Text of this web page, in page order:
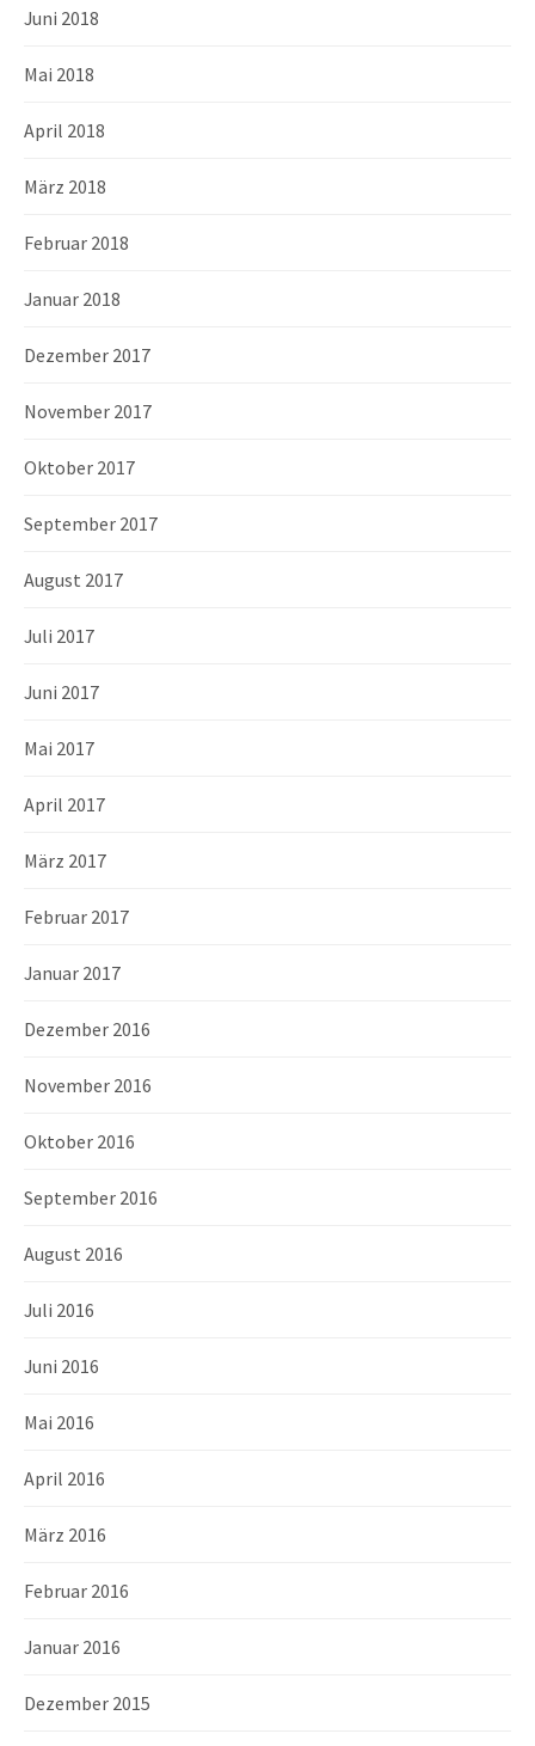
Juni 2018
Mai 2018
April 2018
März 2018
Februar 2018
Januar 2018
Dezember 2017
November 2017
Oktober 2017
September 2017
August 2017
Juli 2017
Juni 2017
Mai 2017
April 2017
März 2017
Februar 2017
Januar 2017
Dezember 2016
November 2016
Oktober 2016
September 2016
August 2016
Juli 2016
Juni 2016
Mai 2016
April 2016
März 2016
Februar 2016
Januar 2016
Dezember 2015